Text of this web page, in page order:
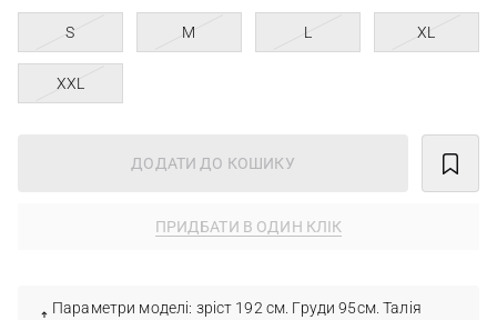
S M L XL
XXL
ДОДАТИ ДО КОШИКУ
ПРИДБАТИ В ОДИН КЛІК
Параметри моделі: зріст 192 см. Груди 95см. Талія